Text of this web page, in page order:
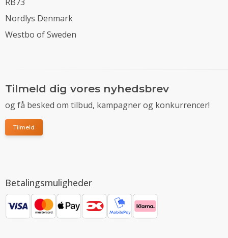
Nordlys Denmark
Westbo of Sweden
Tilmeld dig vores nyhedsbrev
og få besked om tilbud, kampagner og konkurrencer!
Tilmeld
Betalingsmuligheder